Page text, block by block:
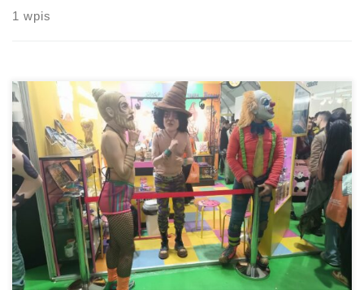
1 wpis
Targi Marihuany Spannabis w Barcelonie 2023 Spannabis jest
międzynarodową imprezą […]